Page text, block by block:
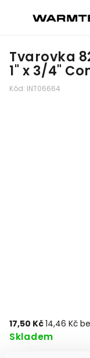
Tvarovka
1" x 3/4"
Kód: INT06664
17,50 Kč14,46 Kč
Skladem